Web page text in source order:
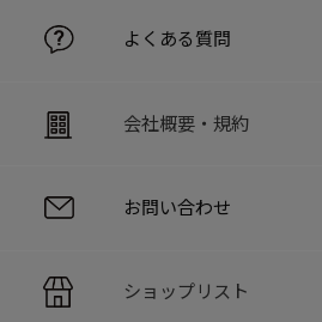
よくある質問
会社概要・規約
お問い合わせ
ショップリスト